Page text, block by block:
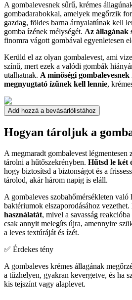
A gombalevesnek sűrű, krémes
gombadarabokkal, amelyek megőrzik
gazdag, földes barna árnyalatúnak kell
gomba ízének mélységét. Az állagának
finomra vágott gombával egyenletesen
Kerüld el az olyan gombalevest, ami
színű, mert ezek a valódi gombák
utalhatnak. A minőségi gombalevesnek
megnyugtató ízűnek kell lennie,
Add hozzá a bevásárlólistához
Hogyan tároljuk a
A megmaradt gombalevest légmentesen
tárolni a hűtőszekrényben. Hűtsd le két
hogy biztosítsd a biztonságot és a
tárolod, akár három napig is eláll.
A gombaleves szobahőmérsékleten való
baktériumok elszaporodásához vezethet.
használatát, mivel a savasság
csak annyit melegíts újra, amennyire
a leves textúráját és ízét.
✅ Érdekes tény
A gombaleves krémes állagának
a tűzhelyen, gyakran kevergetve, és ha
kis tejszínt vagy alaplevet.